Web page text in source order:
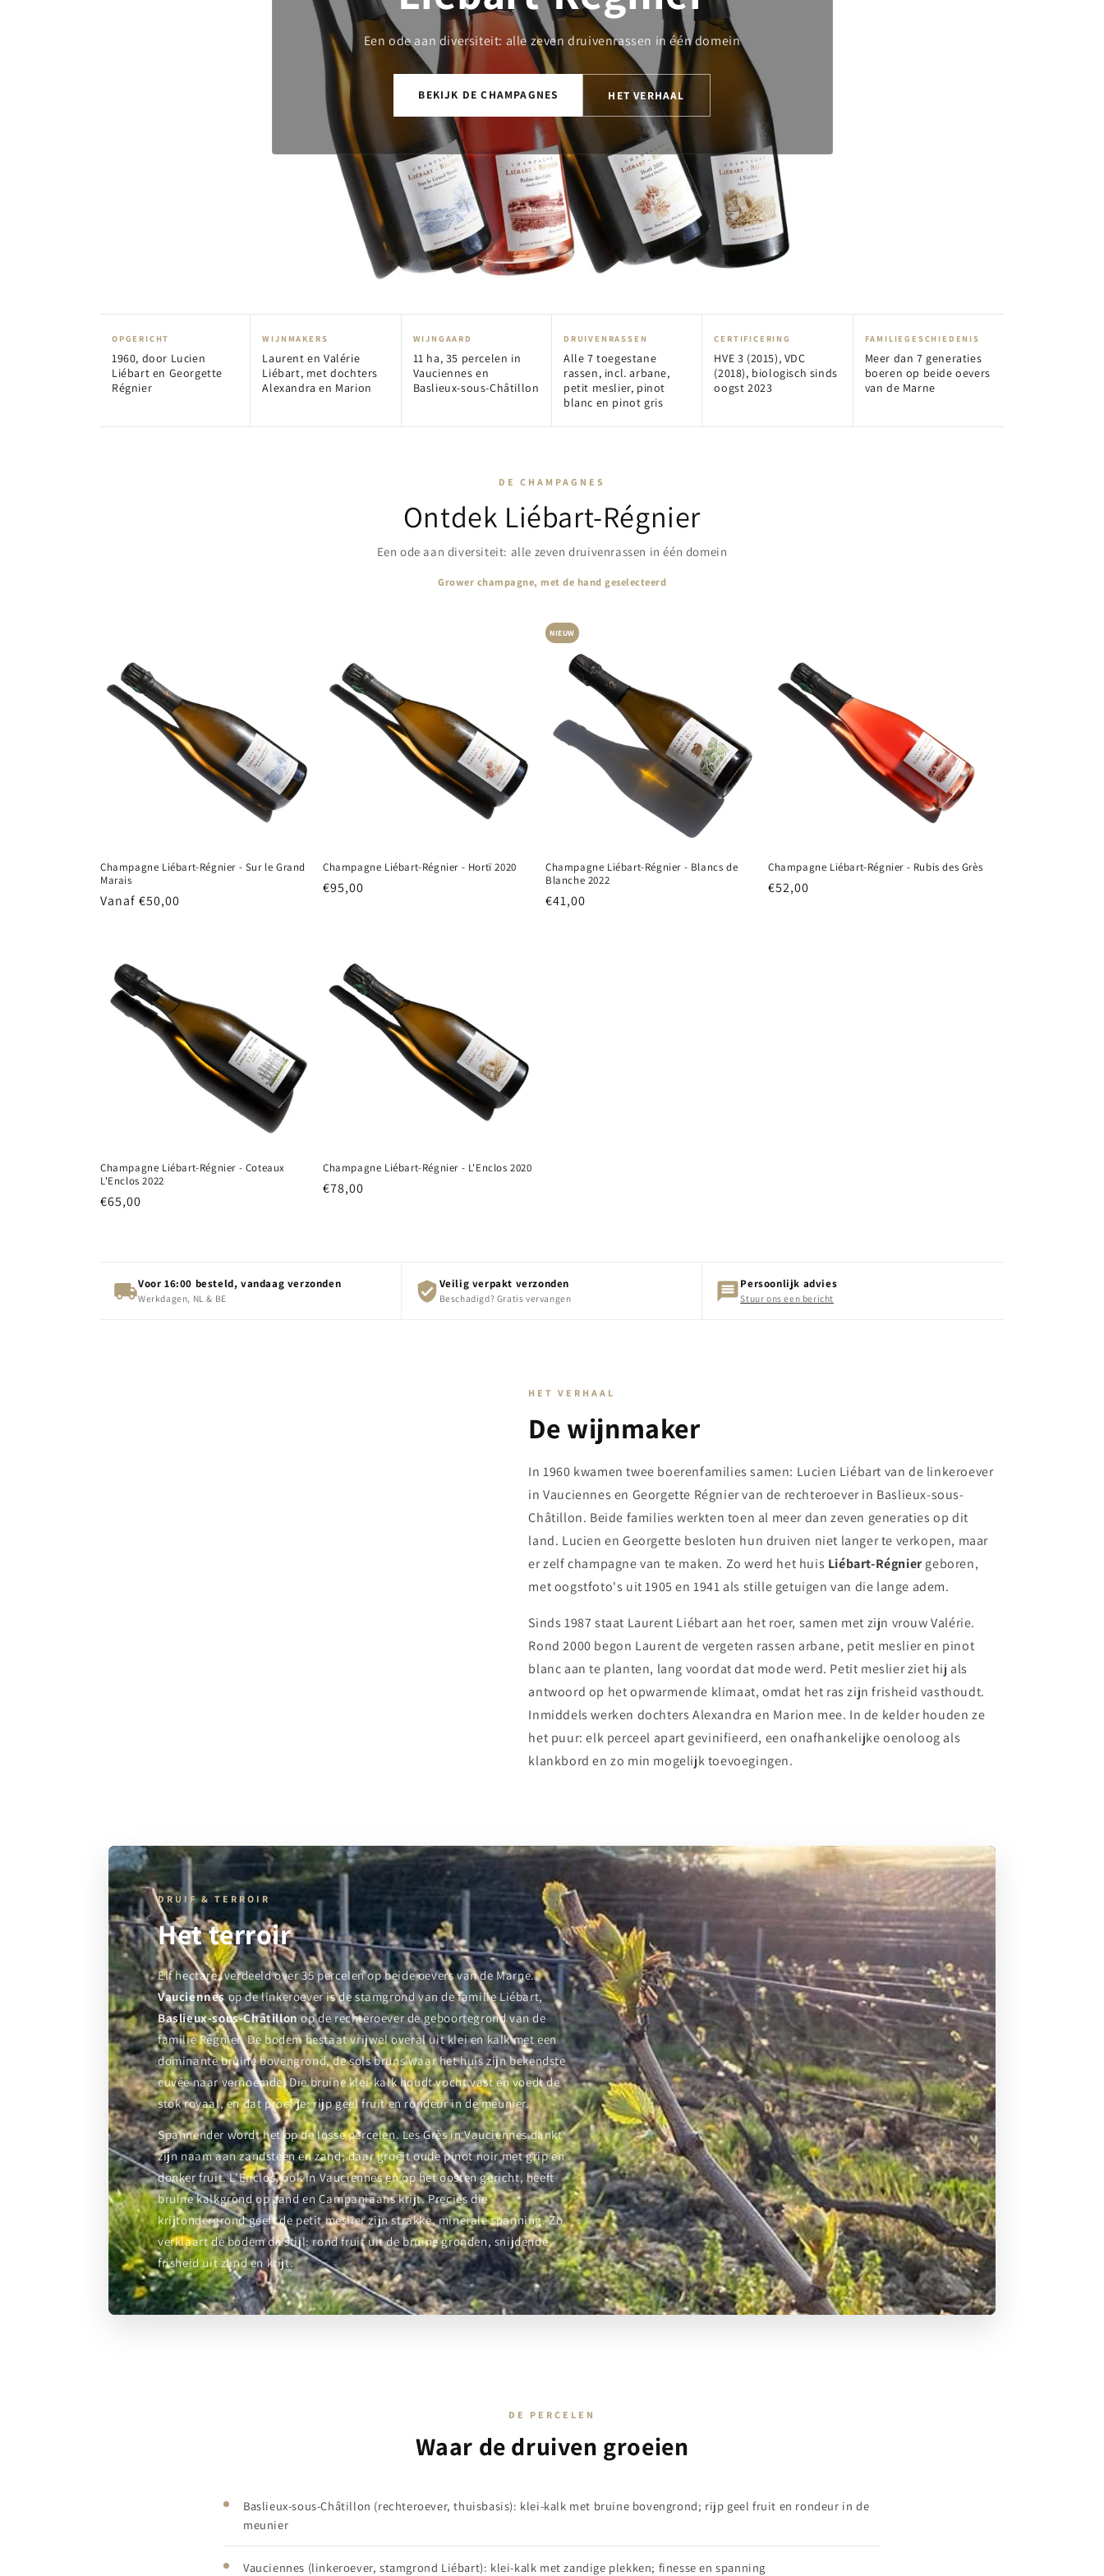
Een ode aan diversiteit: alle zeven druivenrassen in één domein
BEKIJK DE CHAMPAGNES HET VERHAAL
OPGERICHT
1960, door Lucien
Liébart en Georgette
Régnier
WIJNMAKERS
Laurent en Valérie
Liébart, met dochters
Alexandra en Marion
WIJNGAARD
11 ha, 35 percelen in
Vauciennes en
Baslieux-sous-Châtillon
DRUIVENRASSEN
Alle 7 toegestane
rassen, incl. arbane,
petit meslier, pinot
blanc en pinot gris
CERTIFICERING
HVE 3 (2015), VDC
(2018), biologisch sinds
oogst 2023
FAMILIEGESCHIEDENIS
Meer dan 7 generaties
boeren op beide oevers
van de Marne
DE CHAMPAGNES
Ontdek Liébart-Régnier
Een ode aan diversiteit: alle zeven druivenrassen in één domein
Grower champagne, met de hand geselecteerd
Champagne Liébart-Régnier - Sur le Grand
Marais
Normale
Vanaf €50,00
Champagne Liébart-Régnier - Hortï 2020
Normale
€95,00
NIEUW
Champagne Liébart-Régnier - Blancs de
Blanche 2022
Normale
€41,00
Champagne Liébart-Régnier - Rubis des Grès
Normale
€52,00
Champagne Liébart-Régnier - Coteaux
L'Enclos 2022
Normale
€65,00
Champagne Liébart-Régnier - L'Enclos 2020
Normale
€78,00
Voor 16:00 besteld, vandaag verzonden
Werkdagen, NL & BE
Veilig verpakt verzonden
Beschadigd? Gratis vervangen
Persoonlijk advies
Stuur ons een bericht
HET VERHAAL
De wijnmaker
In 1960 kwamen twee boerenfamilies samen: Lucien Liébart van de linkeroever
in Vauciennes en Georgette Régnier van de rechteroever in Baslieux-sous-
Châtillon. Beide families werkten toen al meer dan zeven generaties op dit
land. Lucien en Georgette besloten hun druiven niet langer te verkopen, maar
er zelf champagne van te maken. Zo werd het huis Liébart-Régniergeboren,
met oogstfoto's uit 1905 en 1941 als stille getuigen van die lange adem.
Sinds 1987 staat Laurent Liébart aan het roer, samen met zijn vrouw Valérie.
Rond 2000 begon Laurent de vergeten rassen arbane, petit meslier en pinot
blanc aan te planten, lang voordat dat mode werd. Petit meslier ziet hij als
antwoord op het opwarmende klimaat, omdat het ras zijn frisheid vasthoudt.
Inmiddels werken dochters Alexandra en Marion mee. In de kelder houden ze
het puur: elk perceel apart gevinifieerd, een onafhankelijke oenoloog als
klankbord en zo min mogelijk toevoegingen.
DRUIF & TERROIR
Het terroir
Elf hectare, verdeeld over 35 percelen op beide oevers van de Marne.
Vauciennesop de linkeroever is de stamgrond van de familie Liébart,
Baslieux-sous-Châtillonop de rechteroever de geboortegrond van de
familie Régnier. De bodem bestaat vrijwel overal uit klei en kalk met een
dominante bruine bovengrond, de sols bruns waar het huis zijn bekendste
cuvée naar vernoemde. Die bruine klei-kalk houdt vocht vast en voedt de
stok royaal, en dat proef je: rijp geel fruit en rondeur in de meunier.
Spannender wordt het op de losse percelen. Les Grès in Vauciennes dankt
zijn naam aan zandsteen en zand; daar groeit oude pinot noir met grip en
donker fruit. L'Enclos, ook in Vauciennes en op het oosten gericht, heeft
bruine kalkgrond op zand en Campaniaans krijt. Precies die
krijtondergrond geeft de petit meslier zijn strakke, minerale spanning. Zo
verklaart de bodem de stijl: rond fruit uit de bruine gronden, snijdende
frisheid uit zand en krijt.
DE PERCELEN
Waar de druiven groeien
Baslieux-sous-Châtillon (rechteroever, thuisbasis): klei-kalk met bruine bovengrond; rijp geel fruit en rondeur in de
meunier
Vauciennes (linkeroever, stamgrond Liébart): klei-kalk met zandige plekken; finesse en spanning